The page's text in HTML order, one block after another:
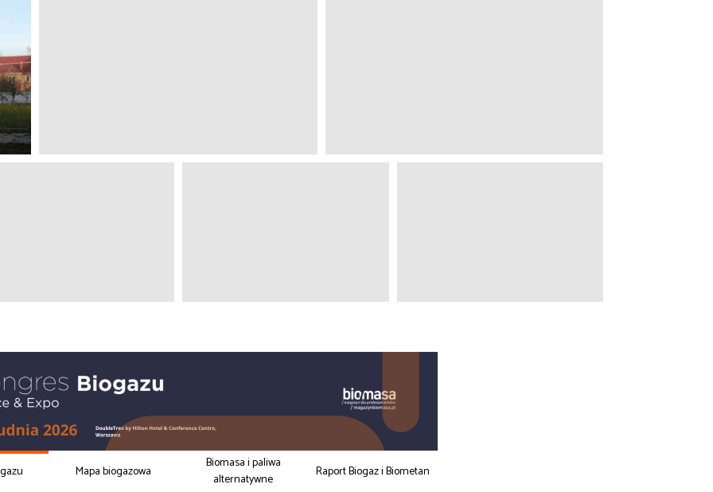
Mapa biogazowa
Biomasa i paliwa
alternatywne
Raport Biogaz i Biometan